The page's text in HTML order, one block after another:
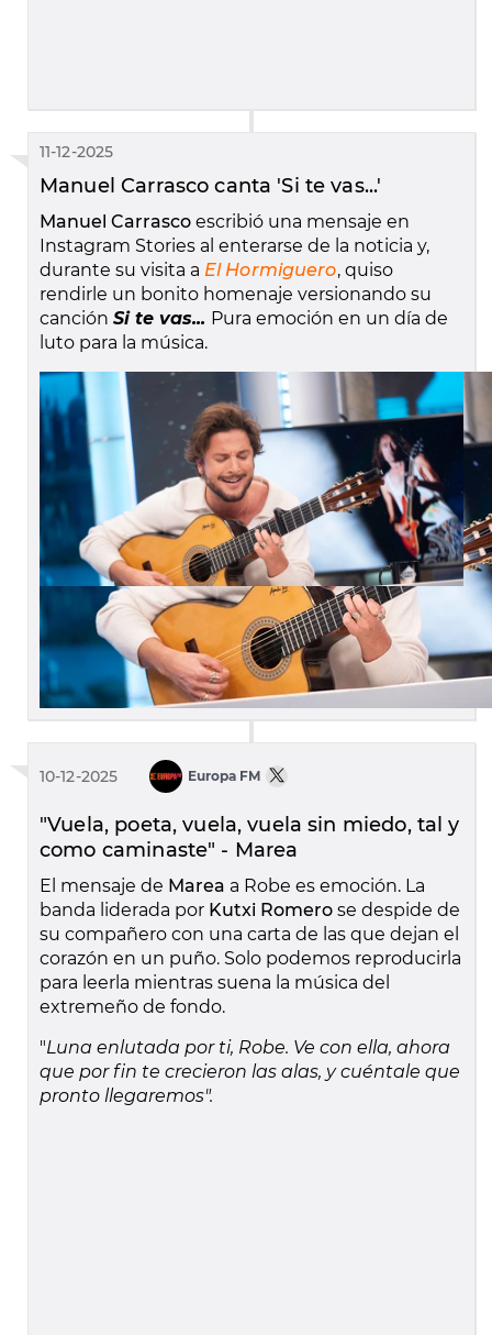
11-12-2025
Manuel Carrasco canta 'Si te vas...'
Manuel Carrasco escribió una mensaje en
Instagram Stories al enterarse de la noticia y,
durante su visita a El Hormiguero, quiso
rendirle un bonito homenaje versionando su
canción Si te vas... Pura emoción en un día de
luto para la música.
10-12-2025 Europa FM
"Vuela, poeta, vuela, vuela sin miedo, tal y
como caminaste" - Marea
El mensaje de Marea a Robe es emoción. La
banda liderada por Kutxi Romero se despide de
su compañero con una carta de las que dejan el
corazón en un puño. Solo podemos reproducirla
para leerla mientras suena la música del
extremeño de fondo.
"Luna enlutada por ti, Robe. Ve con ella, ahora
que por fin te crecieron las alas, y cuéntale que
pronto llegaremos".